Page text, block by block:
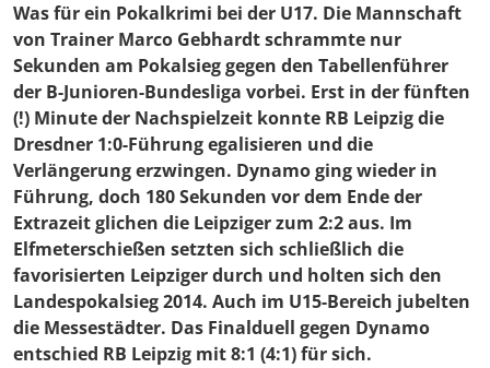
Was für ein Pokalkrimi bei der U17. Die Mannschaft
von Trainer Marco Gebhardt schrammte nur
Sekunden am Pokalsieg gegen den Tabellenführer
der B-Junioren-Bundesliga vorbei. Erst in der fünften
(!) Minute der Nachspielzeit konnte RB Leipzig die
Dresdner 1:0-Führung egalisieren und die
Verlängerung erzwingen. Dynamo ging wieder in
Führung, doch 180 Sekunden vor dem Ende der
Extrazeit glichen die Leipziger zum 2:2 aus. Im
Elfmeterschießen setzten sich schließlich die
favorisierten Leipziger durch und holten sich den
Landespokalsieg 2014. Auch im U15-Bereich jubelten
die Messestädter. Das Finalduell gegen Dynamo
entschied RB Leipzig mit 8:1 (4:1) für sich.